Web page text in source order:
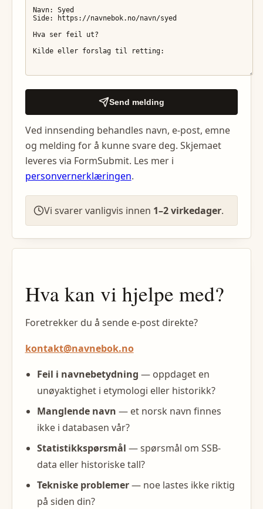
Send melding
Ved innsending behandles navn, e-post, emne
og melding for å kunne svare deg. Skjemaet
leveres via FormSubmit. Les mer i
personvernerklæringen.
Vi svarer vanligvis innen 1–2 virkedager.
Hva kan vi hjelpe med?
Foretrekker du å sende e-post direkte?
kontakt@navnebok.no
Feil i navnebetydning — oppdaget en
unøyaktighet i etymologi eller historikk?
Manglende navn — et norsk navn finnes
ikke i databasen vår?
Statistikkspørsmål — spørsmål om SSB-
data eller historiske tall?
Tekniske problemer— noe lastes ikke riktig
på siden din?